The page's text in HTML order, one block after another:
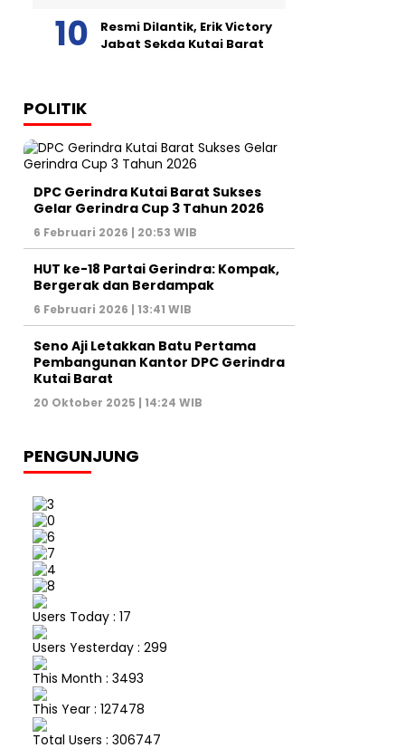
Resmi Dilantik, Erik Victory
Jabat Sekda Kutai Barat
POLITIK
DPC Gerindra Kutai Barat Sukses
Gelar Gerindra Cup 3 Tahun 2026
6 Februari 2026 | 20:53 WIB
HUT ke-18 Partai Gerindra: Kompak,
Bergerak dan Berdampak
6 Februari 2026 | 13:41 WIB
Seno Aji Letakkan Batu Pertama
Pembangunan Kantor DPC Gerindra
Kutai Barat
20 Oktober 2025 | 14:24 WIB
PENGUNJUNG
Users Today : 17
Users Yesterday : 299
This Month : 3493
This Year : 127478
Total Users : 306747